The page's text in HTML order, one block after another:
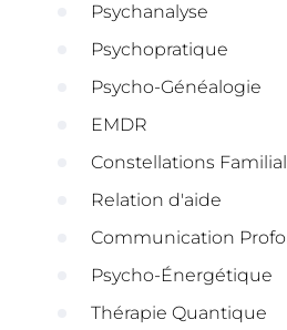
Psychanalyse
Psychopratique
Psycho-Généalogie
EMDR
Constellations
Relation d'aide
Communication
Psycho-Énergétique
Thérapie Quantique